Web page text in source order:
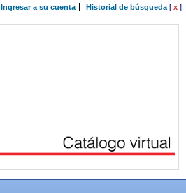
Ingresar a su cuenta Historial de búsqueda[ x ]